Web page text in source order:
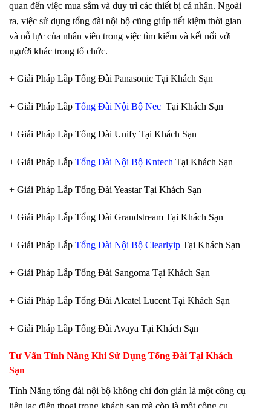
quan đến việc mua sắm và duy trì các thiết bị cá nhân. Ngoài
ra, việc sử dụng tổng đài nội bộ cũng giúp tiết kiệm thời gian
và nỗ lực của nhân viên trong việc tìm kiếm và kết nối với
người khác trong tổ chức.
+ Giải Pháp Lắp Tổng Đài Panasonic Tại Khách Sạn
+ Giải Pháp Lắp Tổng Đài Nội Bộ Nec Tại Khách Sạn
+ Giải Pháp Lắp Tổng Đài Unify Tại Khách Sạn
+ Giải Pháp Lắp Tổng Đài Nội Bộ Kntech Tại Khách Sạn
+ Giải Pháp Lắp Tổng Đài Yeastar Tại Khách Sạn
+ Giải Pháp Lắp Tổng Đài Grandstream Tại Khách Sạn
+ Giải Pháp Lắp Tổng Đài Nội Bộ Clearlyip Tại Khách Sạn
+ Giải Pháp Lắp Tổng Đài Sangoma Tại Khách Sạn
+ Giải Pháp Lắp Tổng Đài Alcatel Lucent Tại Khách Sạn
+ Giải Pháp Lắp Tổng Đài Avaya Tại Khách Sạn
Tư Vấn Tính Năng Khi Sử Dụng Tổng Đài Tại Khách
Sạn
Tính Năng tổng đài nội bộ không chỉ đơn giản là một công cụ
liên lạc điện thoại trong khách sạn mà còn là một công cụ